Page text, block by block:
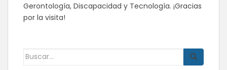
Gerontología, Discapacidad y Tecnología. ¡Gracias
por la visita!
Buscar: